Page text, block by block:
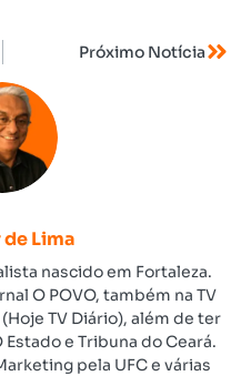
Próximo Notícia
Lima
nascido em Fortaleza.
O POVO, também na TV
TV Diário), além de ter
e Tribuna do Ceará.
pela UFC e várias